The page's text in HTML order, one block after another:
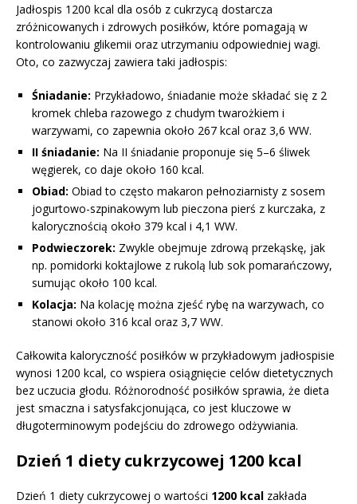
Jadłospis 1200 kcal dla osób z cukrzycą dostarcza
zróżnicowanych i zdrowych posiłków, które pomagają w
kontrolowaniu glikemii oraz utrzymaniu odpowiedniej wagi.
Oto, co zazwyczaj zawiera taki jadłospis:
Śniadanie: Przykładowo, śniadanie może składać się z 2
kromek chleba razowego z chudym twarożkiem i
warzywami, co zapewnia około 267 kcal oraz 3,6 WW.
II śniadanie: Na II śniadanie proponuje się 5–6 śliwek
węgierek, co daje około 160 kcal.
Obiad: Obiad to często makaron pełnoziarnisty z sosem
jogurtowo-szpinakowym lub pieczona pierś z kurczaka, z
kalorycznością około 379 kcal i 4,1 WW.
Podwieczorek: Zwykle obejmuje zdrową przekąskę, jak
np. pomidorki koktajlowe z rukolą lub sok pomarańczowy,
sumując około 100 kcal.
Kolacja: Na kolację można zjeść rybę na warzywach, co
stanowi około 316 kcal oraz 3,7 WW.
Całkowita kaloryczność posiłków w przykładowym jadłospisie
wynosi 1200 kcal, co wspiera osiągnięcie celów dietetycznych
bez uczucia głodu. Różnorodność posiłków sprawia, że dieta
jest smaczna i satysfakcjonująca, co jest kluczowe w
długoterminowym podejściu do zdrowego odżywiania.
Dzień 1 diety cukrzycowej 1200 kcal
Dzień 1 diety cukrzycowej o wartości 1200 kcal zakłada